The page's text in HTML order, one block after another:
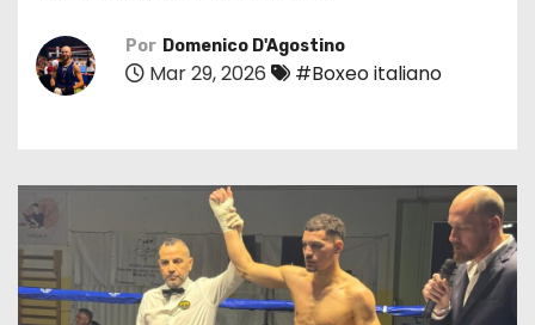
Por Domenico D'Agostino
Mar 29, 2026 #Boxeo italiano